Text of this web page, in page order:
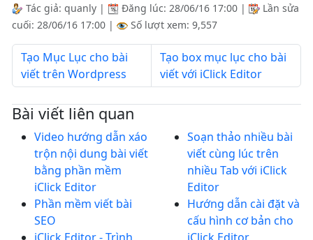
Tác giả: quanly | Đăng lúc: 28/06/16 17:00 |
Lần sửa
cuối: 28/06/16 17:00 | Số lượt xem: 9,557
Tạo Mục Lục cho bài
viết trên Wordpress
Tạo box mục lục cho bài
viết với iClick Editor
Bài viết liên quan
Video hướng dẫn xáo
trộn nội dung bài viết
bằng phần mềm
iClick Editor
Phần mềm viết bài
SEO
Soạn thảo nhiều bài
viết cùng lúc trên
nhiều Tab với iClick
Editor
Hướng dẫn cài đặt và
cấu hình cơ bản cho